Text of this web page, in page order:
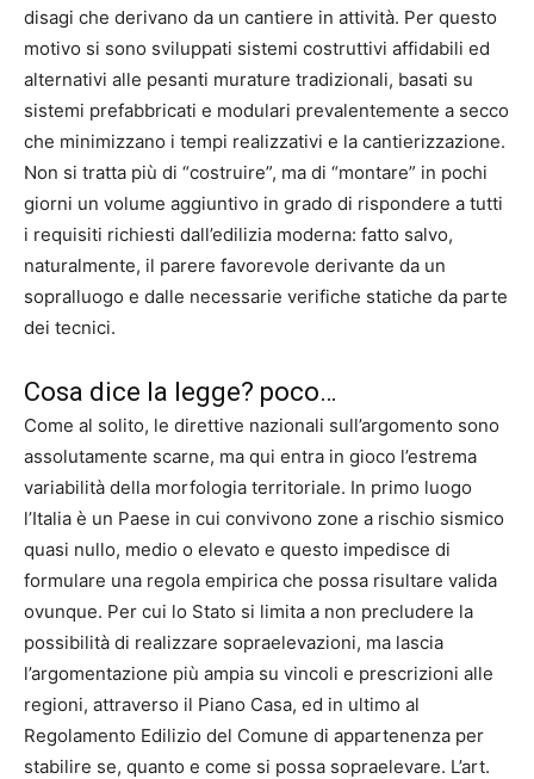
disagi che derivano da un cantiere in attività. Per questo
motivo si sono sviluppati sistemi costruttivi affidabili ed
alternativi alle pesanti murature tradizionali, basati su
sistemi prefabbricati e modulari prevalentemente a secco
che minimizzano i tempi realizzativi e la cantierizzazione.
Non si tratta più di “costruire”, ma di “montare” in pochi
giorni un volume aggiuntivo in grado di rispondere a tutti
i requisiti richiesti dall’edilizia moderna: fatto salvo,
naturalmente, il parere favorevole derivante da un
sopralluogo e dalle necessarie verifiche statiche da parte
dei tecnici.
Cosa dice la legge? poco…
Come al solito, le direttive nazionali sull’argomento sono
assolutamente scarne, ma qui entra in gioco l’estrema
variabilità della morfologia territoriale. In primo luogo
l’Italia è un Paese in cui convivono zone a rischio sismico
quasi nullo, medio o elevato e questo impedisce di
formulare una regola empirica che possa risultare valida
ovunque. Per cui lo Stato si limita a non precludere la
possibilità di realizzare sopraelevazioni, ma lascia
l’argomentazione più ampia su vincoli e prescrizioni alle
regioni, attraverso il Piano Casa, ed in ultimo al
Regolamento Edilizio del Comune di appartenenza per
stabilire se, quanto e come si possa sopraelevare. L’art.